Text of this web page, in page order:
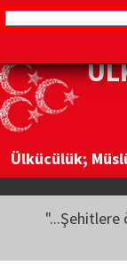
Ülkücülük;
"...Şehitlere